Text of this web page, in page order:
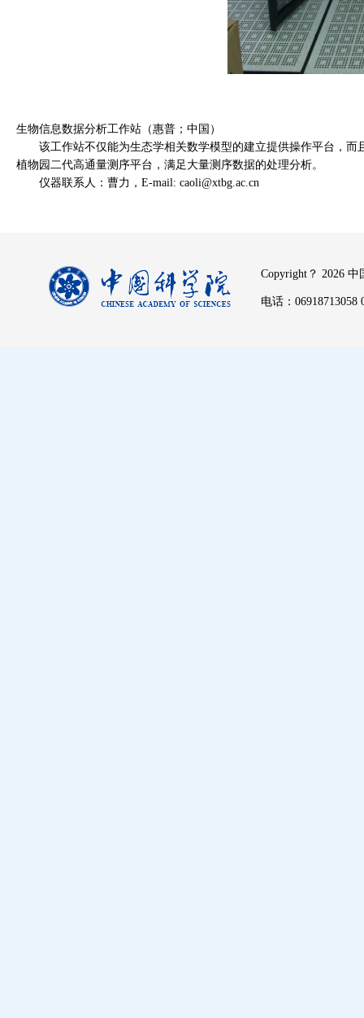
生物信息数据分析工作站（惠普；中国）
该工作站不仅能为生态学相关数学模型的建立提供操作平台，
植物园二代高通量测序平台，满足大量测序数据的处理分析。
仪器联系人：曹力， E-mail: caoli@xtbg.ac.cn
Copyright？ 2026 中
电话：06918713058